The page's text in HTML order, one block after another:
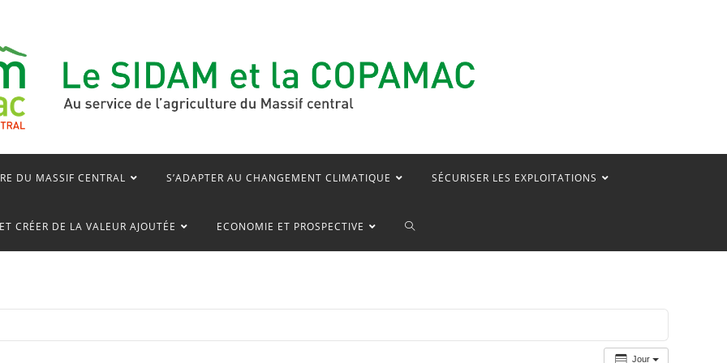
DU MASSIF CENTRAL S’ADAPTER AU CHANGEMENT CLIMATIQUE SÉCURISER LES EXPLOITATIONS
CRÉER DE LA VALEUR AJOUTÉE ECONOMIE ET PROSPECTIVE TOGGLE
Jour